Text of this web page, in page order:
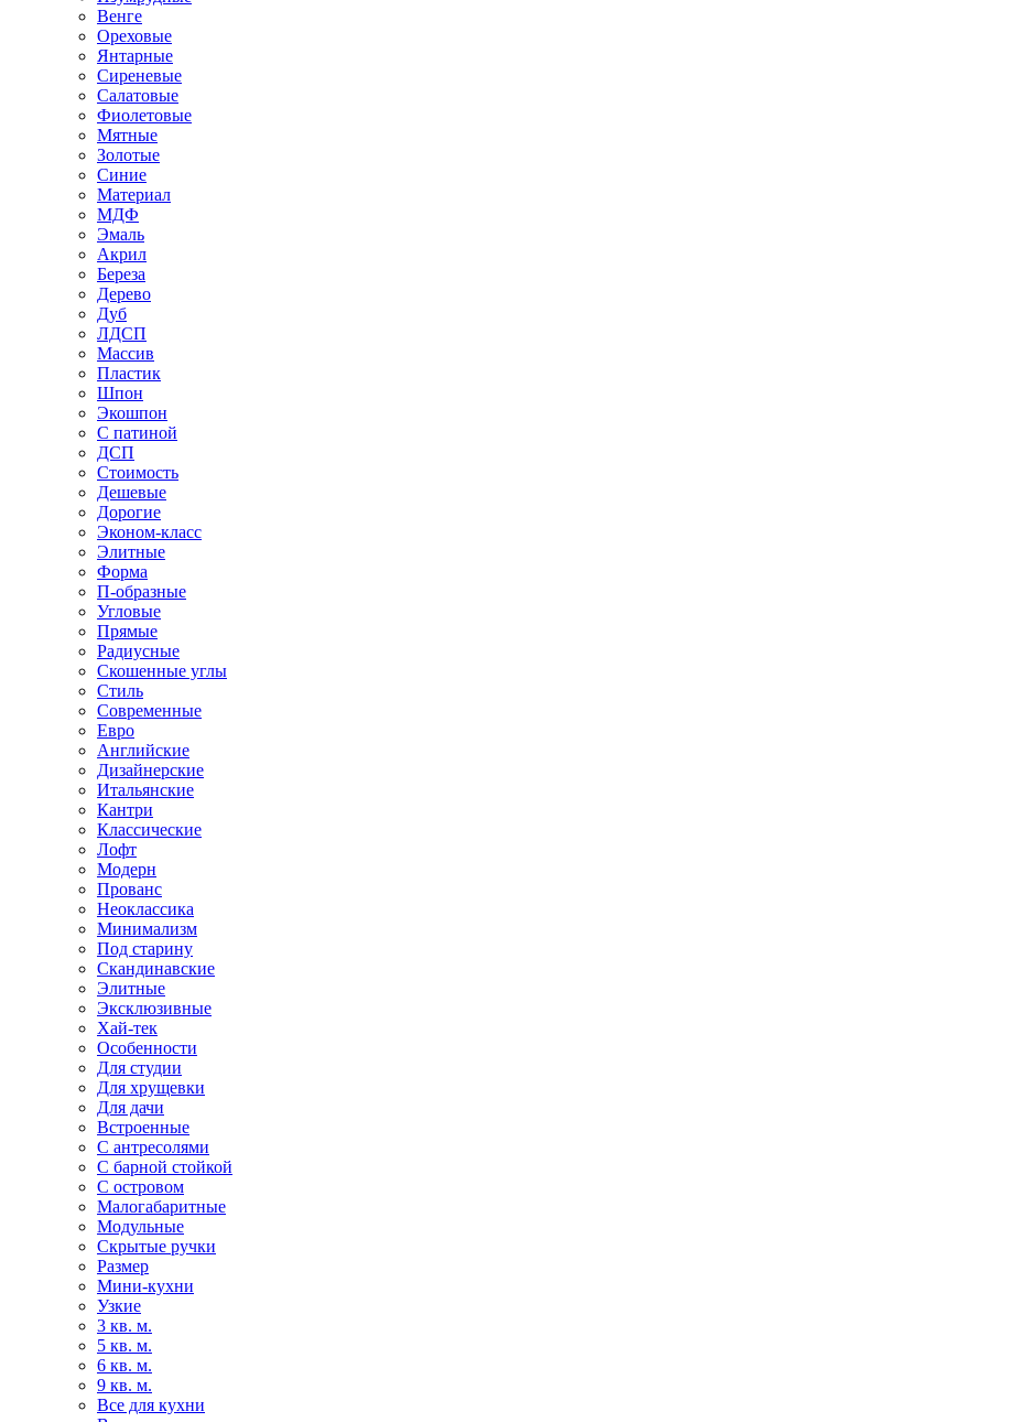
Венге
Ореховые
Янтарные
Сиреневые
Салатовые
Фиолетовые
Мятные
Золотые
Синие
Материал
МДФ
Эмаль
Акрил
Береза
Дерево
Дуб
ЛДСП
Массив
Пластик
Шпон
Экошпон
С патиной
ДСП
Стоимость
Дешевые
Дорогие
Эконом-класс
Элитные
Форма
П-образные
Угловые
Прямые
Радиусные
Скошенные углы
Стиль
Современные
Евро
Английские
Дизайнерские
Итальянские
Кантри
Классические
Лофт
Модерн
Прованс
Неоклассика
Минимализм
Под старину
Скандинавские
Элитные
Эксклюзивные
Хай-тек
Особенности
Для студии
Для хрущевки
Для дачи
Встроенные
С антресолями
С барной стойкой
С островом
Малогабаритные
Модульные
Скрытые ручки
Размер
Мини-кухни
Узкие
3 кв. м.
5 кв. м.
6 кв. м.
9 кв. м.
Все для кухни